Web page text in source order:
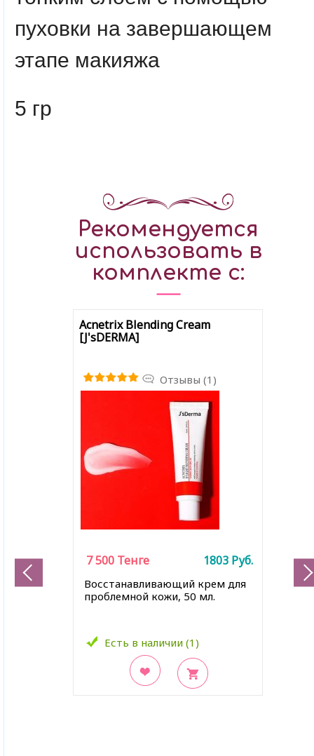
пуховки на завершающем
этапе макияжа
5 гр
Рекомендуется
использовать в
комплекте с:
Acnetrix Blending Cream
[J'sDERMA]
Отзывы (1)
Восстанавливающий крем для
проблемной кожи, 50 мл.
Есть в наличии (1)
7 500 Тенге 1803 Руб.